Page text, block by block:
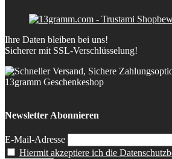
Ihre Daten bleiben bei uns!
Sicherer mit SSL-Verschlüsselung!
Newsletter Abonnieren
E-Mail-Adresse
Hiermit akzeptiere ich die